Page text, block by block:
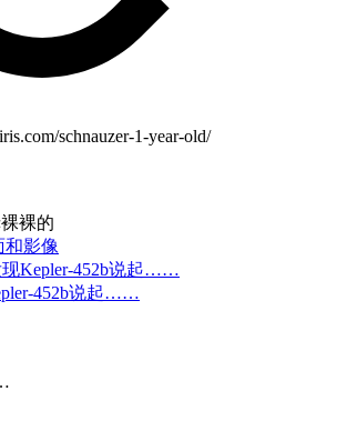
schnauzer-1-year-old/
裸的
和影像
现Kepler-452b说起……